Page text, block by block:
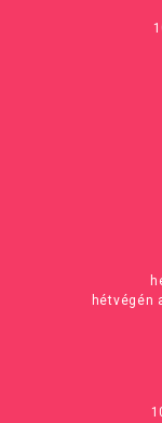
hétvégén